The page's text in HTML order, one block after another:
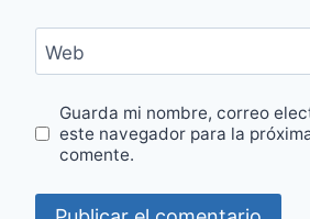
Web
Guarda mi nombre, correo
este navegador para la
comente.